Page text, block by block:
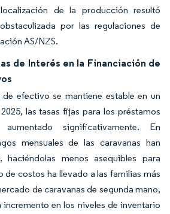
de la producción resultó
por las regulaciones de
AS/NZS.
de Interés en la Financiación de
efectivo se mantiene estable en un
las tasas fijas para los préstamos
significativamente. En
mensuales de las caravanas han
haciéndolas menos asequibles para
de costos ha llevado a las familias más
de caravanas de segunda mano,
incremento en los niveles de inventario